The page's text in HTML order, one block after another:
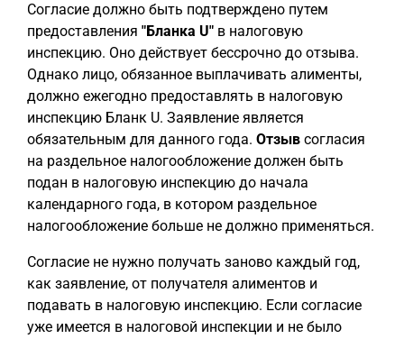
Согласие должно быть подтверждено путем
предоставления "Бланка U" в налоговую
инспекцию. Оно действует бессрочно до отзыва.
Однако лицо, обязанное выплачивать алименты,
должно ежегодно предоставлять в налоговую
инспекцию Бланк U. Заявление является
обязательным для данного года. Отзыв согласия
на раздельное налогообложение должен быть
подан в налоговую инспекцию до начала
календарного года, в котором раздельное
налогообложение больше не должно применяться.
Согласие не нужно получать заново каждый год,
как заявление, от получателя алиментов и
подавать в налоговую инспекцию. Если согласие
уже имеется в налоговой инспекции и не было